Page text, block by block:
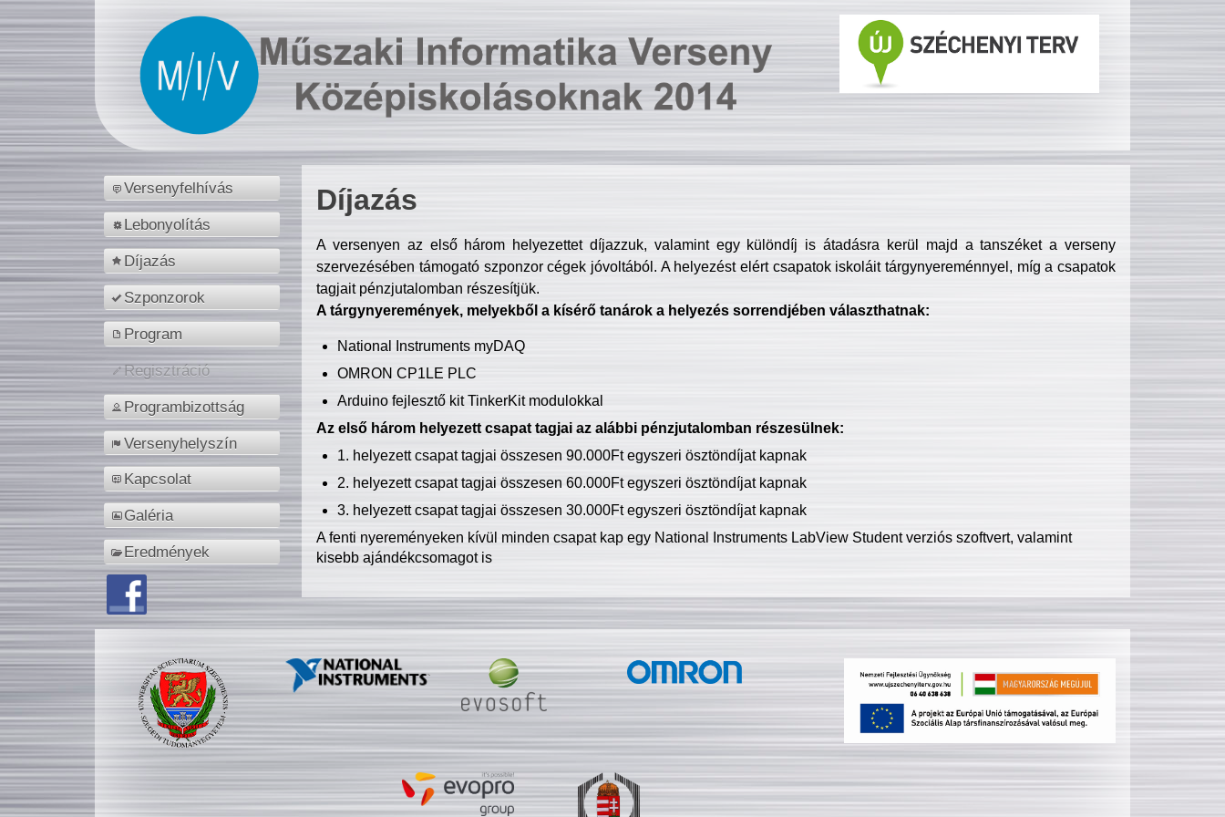
Versenyfelhívás
Lebonyolítás
Díjazás
Szponzorok
Program
Regisztráció
Programbizottság
Versenyhelyszín
Kapcsolat
Galéria
Eredmények
Díjazás
A versenyen az első három helyezettet díjazzuk, valamint egy különdíj is átadásra kerül majd a tanszéket a verseny
szervezésében támogató szponzor cégek jóvoltából. A helyezést elért csapatok iskoláit tárgynyereménnyel, míg a csapatok
tagjait pénzjutalomban részesítjük.
A tárgynyeremények, melyekből a kísérő tanárok a helyezés sorrendjében választhatnak:
National Instruments myDAQ
OMRON CP1LE PLC
Arduino fejlesztő kit TinkerKit modulokkal
Az első három helyezett csapat tagjai az alábbi pénzjutalomban részesülnek:
1. helyezett csapat tagjai összesen 90.000Ft egyszeri ösztöndíjat kapnak
2. helyezett csapat tagjai összesen 60.000Ft egyszeri ösztöndíjat kapnak
3. helyezett csapat tagjai összesen 30.000Ft egyszeri ösztöndíjat kapnak
A fenti nyereményeken kívül minden csapat kap egy National Instruments LabView Student verziós szoftvert, valamint
kisebb ajándékcsomagot is